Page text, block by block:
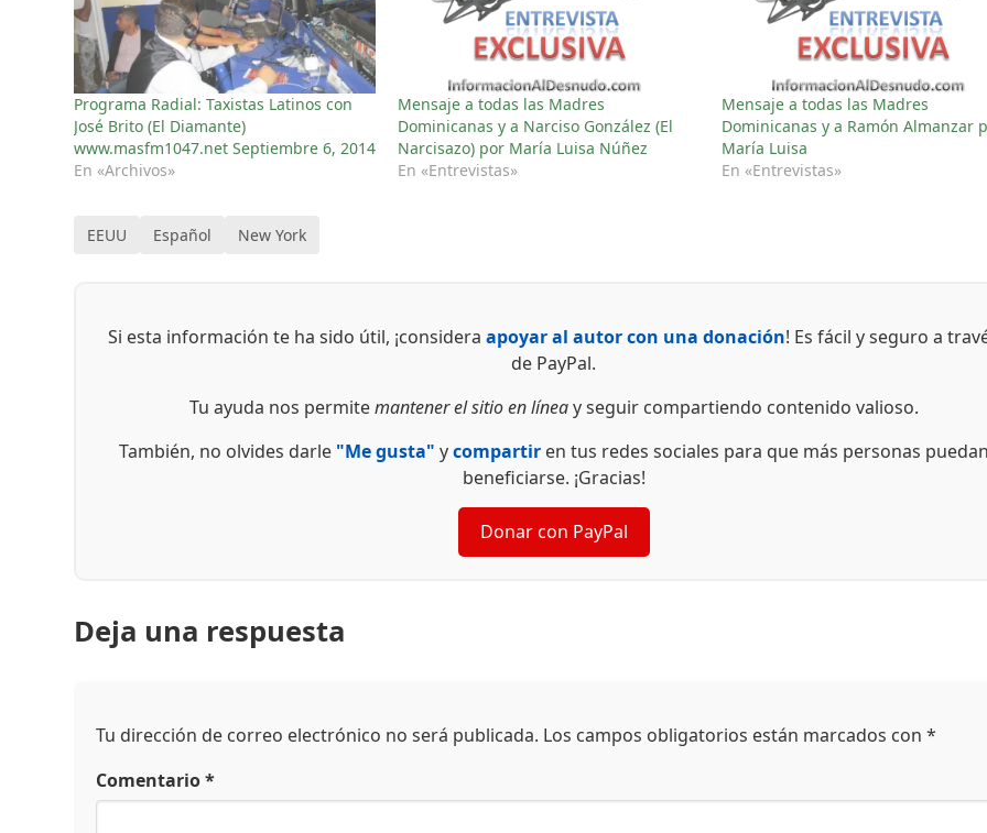
Programa Radial: Taxistas Latinos con
José Brito (El Diamante)
www.masfm1047.net Septiembre 6, 2014
En «Archivos»
Mensaje a todas las Madres
Dominicanas y a Narciso González (El
Narcisazo) por María Luisa Núñez
En «Entrevistas»
Mensaje a todas las Madres
Dominicanas y a Ramón Almanzar
María Luisa
En «Entrevistas»
EEUU Español New York
Si esta información te ha sido útil, ¡consideraapoyar al autor con una donación! Es fácil y seguro a
de PayPal.
Tu ayuda nos permitemantener el sitio en líneay seguir compartiendo contenido valioso.
También, no olvides darle "Me gusta" ycompartiren tus redes sociales para que más personas puedan
beneficiarse. ¡Gracias!
Donar con PayPal
Deja una respuesta
Tu dirección de correo electrónico no será publicada. Los campos obligatorios están marcados con*
Comentario*